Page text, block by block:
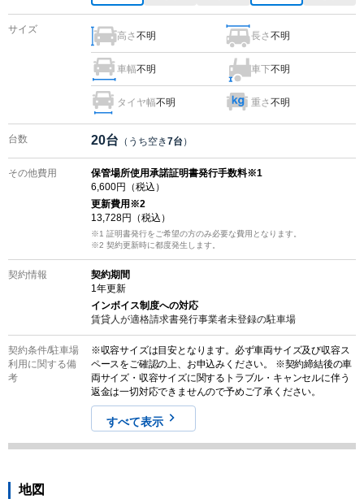
サイズ
高さ不明 長さ不明
車幅不明 車下不明
タイヤ幅不明 重さ不明
台数 20台 （うち空き7台）
その他費用
保管場所使用承諾証明書発行手数料※1
6,600円（税込）
更新費用 ※2
13,728円（税込）
※1 証明書発行をご希望の方のみ必要な費用となります。
※2 契約更新時に都度発生します。
契約情報
契約期間
1年更新
インボイス制度への対応
賃貸人が適格請求書発行事業者未登録の駐車場
契約条件/駐車場
利用に関する備
考
※収容サイズは目安となります。必ず車両サイズ及び収容ス
ペースをご確認の上、お申込みください。 ※契約締結後の車
両サイズ・収容サイズに関するトラブル・キャンセルに伴う
返金は一切対応できませんので予めご了承ください。
すべて表示
地図